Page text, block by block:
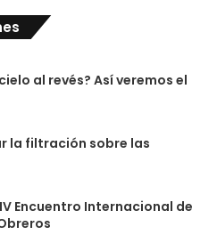
al revés? Así veremos el
la filtración sobre las
Encuentro Internacional de